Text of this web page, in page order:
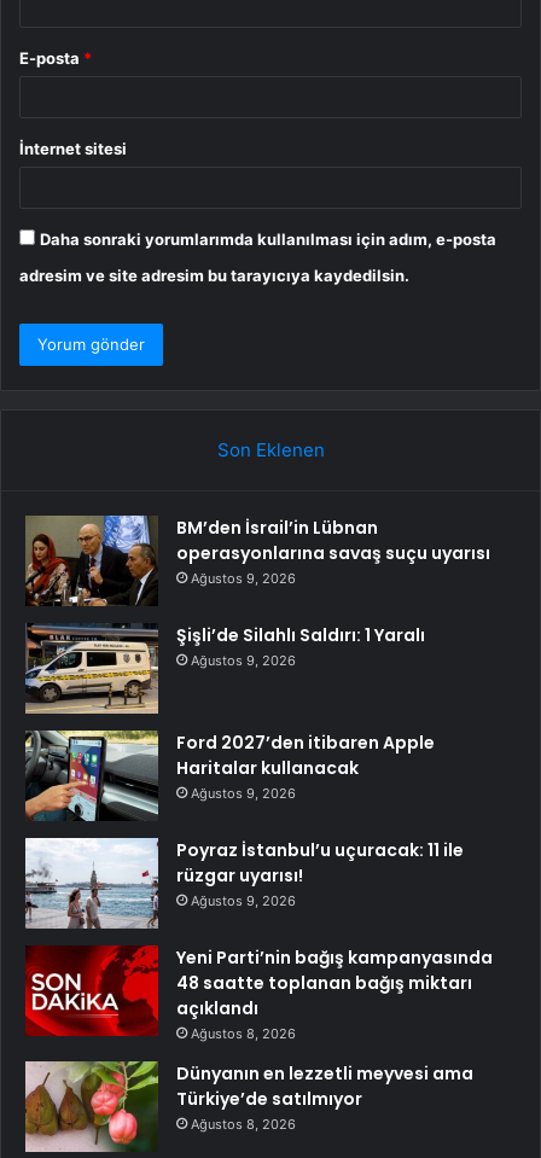
E-posta *
İnternet sitesi
Daha sonraki yorumlarımda kullanılması için adım, e-posta
adresim ve site adresim bu tarayıcıya kaydedilsin.
Son Eklenen
BM’den İsrail’in Lübnan
operasyonlarına savaş suçu uyarısı
Ağustos 9, 2026
Şişli’de Silahlı Saldırı: 1 Yaralı
Ağustos 9, 2026
Ford 2027’den itibaren Apple
Haritalar kullanacak
Ağustos 9, 2026
Poyraz İstanbul’u uçuracak: 11 ile
rüzgar uyarısı!
Ağustos 9, 2026
Yeni Parti’nin bağış kampanyasında
48 saatte toplanan bağış miktarı
açıklandı
Ağustos 8, 2026
Dünyanın en lezzetli meyvesi ama
Türkiye’de satılmıyor
Ağustos 8, 2026